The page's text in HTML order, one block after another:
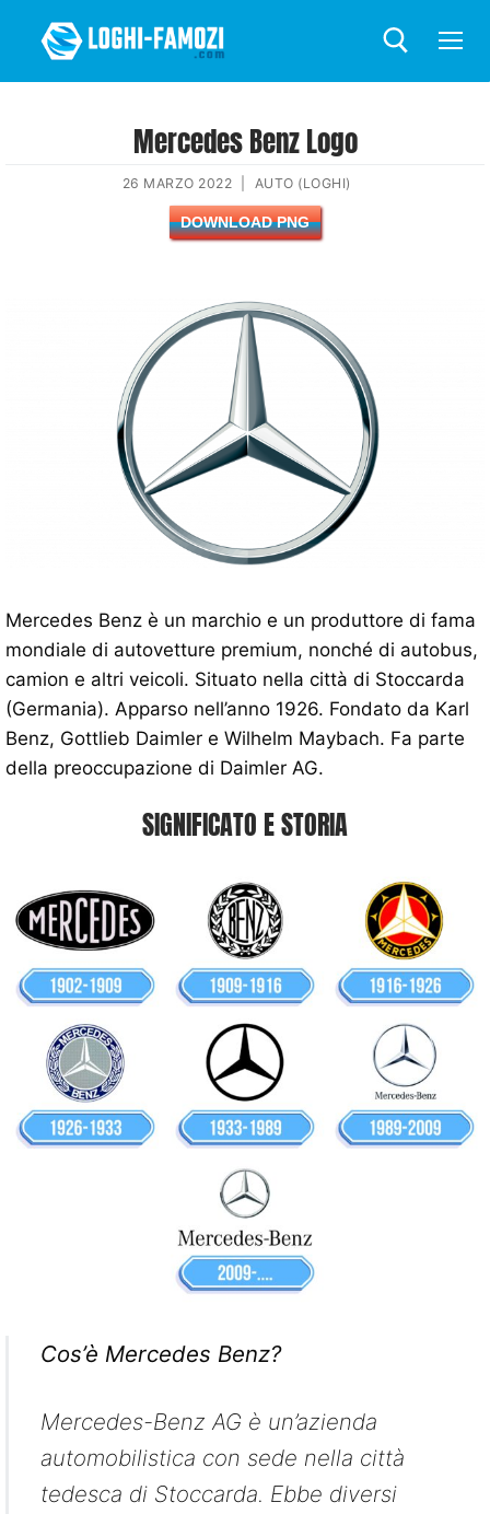
Mercedes Benz Logo
26 MARZO 2022 AUTO (LOGHI)
DOWNLOAD PNG
Mercedes Benz è un marchio e un produttore di fama
mondiale di autovetture premium, nonché di autobus,
camion e altri veicoli. Situato nella città di Stoccarda
(Germania). Apparso nell’anno 1926. Fondato da Karl
Benz, Gottlieb Daimler e Wilhelm Maybach. Fa parte
della preoccupazione di Daimler AG.
SIGNIFICATO E STORIA
Cos’è Mercedes Benz?
Mercedes-Benz AG è un’azienda
automobilistica con sede nella città
tedesca di Stoccarda. Ebbe diversi